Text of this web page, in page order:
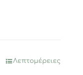
Λεπτομέρειες